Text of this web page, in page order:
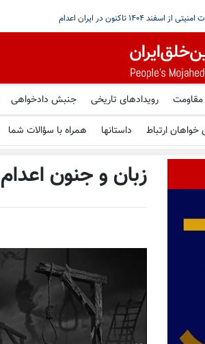
با مذاکرات تازه بیروت و اسراییل در رم
رویدادهای تاریخی جنبش دادخواهی
خواهان ارتباط داستانها همراه با سؤالات شما
زبان و جنون اعدام